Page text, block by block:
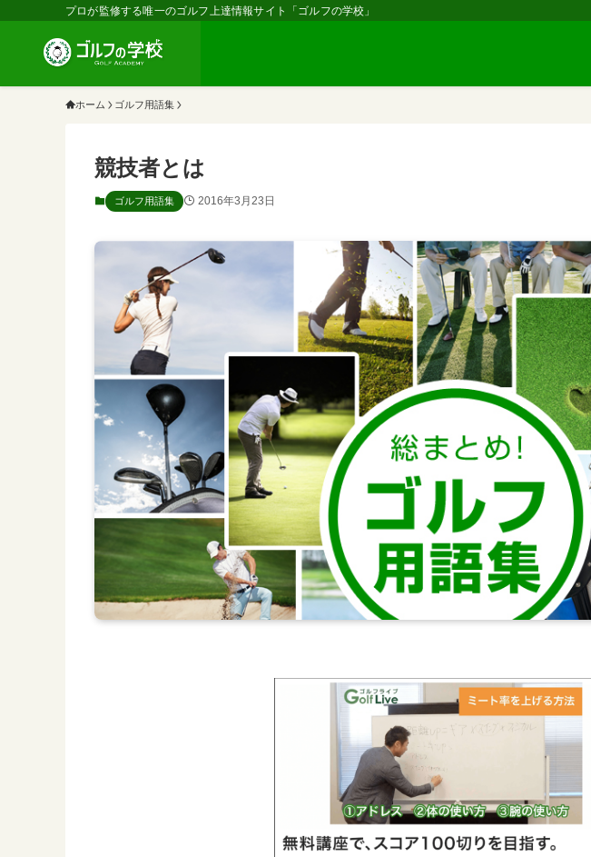
プロが監修する唯一のゴルフ上達情報サイト「ゴルフの学校」
ホーム ゴルフ用語集
競技者とは
ゴルフ用語集 2016年3月23日